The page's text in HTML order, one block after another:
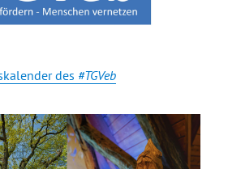
des #TGVeb